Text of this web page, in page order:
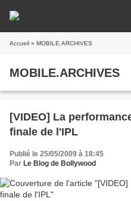
Accueil » MOBILE.ARCHIVES
MOBILE.ARCHIVES
[VIDEO] La
finale de l'IPL
Publié le 25/05/2009 à 18:45
Par Le Blog de Bollywood